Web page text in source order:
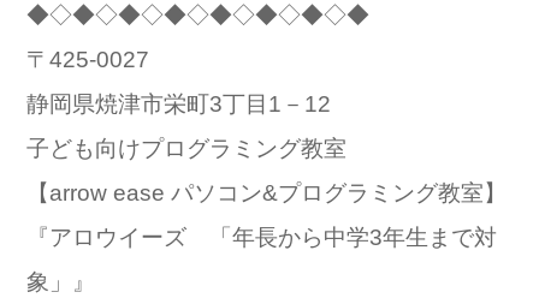
◆◇◆◇◆◇◆◇◆◇◆◇◆◇◆
〒425-0027
静岡県焼津市栄町3丁目1－12
子ども向けプログラミング教室
【arrow ease パソコン&プログラミング教室】
『アロウイーズ 「年長から中学3年生まで対
象」』